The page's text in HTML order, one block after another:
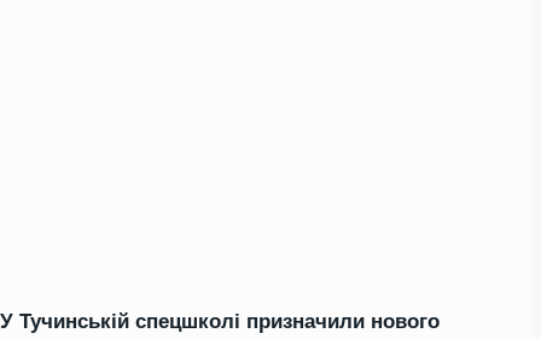
У Тучинській спецшколі призначили нового